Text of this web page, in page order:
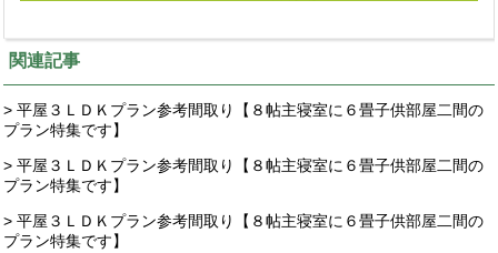
関連記事
> 平屋３ＬＤＫプラン参考間取り【８帖主寝室に６畳子供部屋二間の
プラン特集です】
> 平屋３ＬＤＫプラン参考間取り【８帖主寝室に６畳子供部屋二間の
プラン特集です】
> 平屋３ＬＤＫプラン参考間取り【８帖主寝室に６畳子供部屋二間の
プラン特集です】